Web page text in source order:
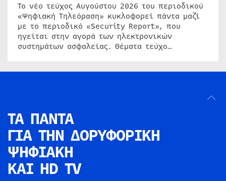
Το νέο τεύχος Αυγούστου 2026 του περιοδικού
«Ψηφιακή Τηλεόραση» κυκλοφορεί πάντα μαζί
με το περιοδικό «Security Report», που
ηγείται στην αγορά των ηλεκτρονικών
συστημάτων ασφαλείας. Θέματα τεύχο…
ΤΑ ΠΑΝΤΑ
ΓΙΑ ΤΗΝ ΔΟΡΥΦΟΡΙΚΗ
ΨΗΦΙΑΚΗ
ΚΑΙ HD TV